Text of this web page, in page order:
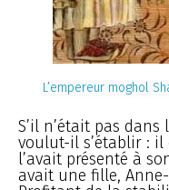
L’empereur moghol
S’il n’était pas
voulut-il s’établir :
l’avait présenté à
avait une fille,